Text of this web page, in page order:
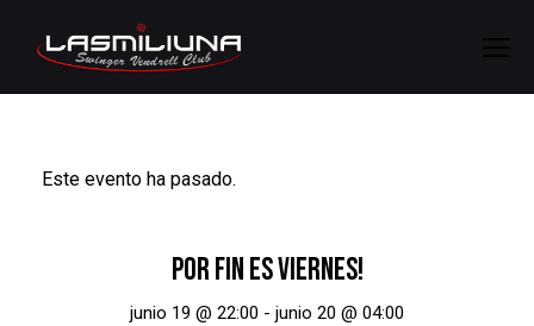
Este evento ha pasado.
POR FIN ES VIERNES!
junio 19 @ 22:00 - junio 20 @ 04:00